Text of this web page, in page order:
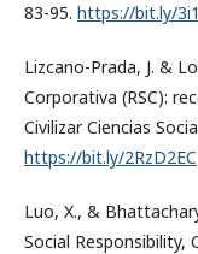
83-95. https://bit.ly/
Lizcano-Prada, J. &
Corporativa (RSC):
Civilizar Ciencias
https://bit.ly/2RzD2EC
Luo, X., &
Social